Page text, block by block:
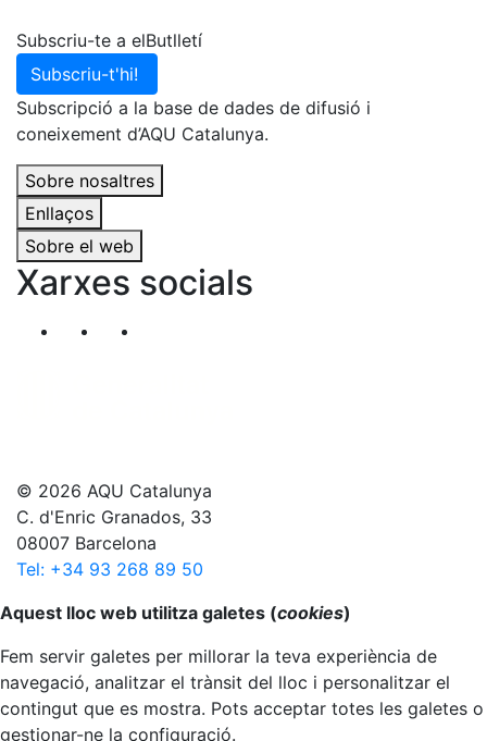
Subscriu-te a elButlletí
Subscriu-t'hi!
Subscripció a la base de dades de difusió i
coneixement d’AQU Catalunya.
Sobre nosaltres
Enllaços
Sobre el web
Xarxes socials
Segueix-nos al nostre canal de Twitter
© 2026 AQU Catalunya
C. d'Enric Granados, 33
08007 Barcelona
Tel: +34 93 268 89 50
Anar al principi
Aquest lloc web utilitza galetes (cookies)
Fem servir galetes per millorar la teva experiència de
navegació, analitzar el trànsit del lloc i personalitzar el
contingut que es mostra. Pots acceptar totes les galetes o
gestionar-ne la configuració.